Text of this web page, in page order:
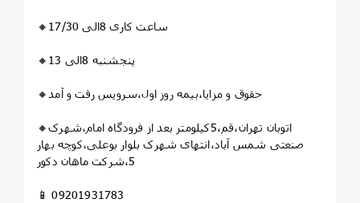
🔸ساعت کاری 8الی 17/30
🔸پنجشنبه 8الی 13
🔸حقوق و مزایا،بیمه روز اول،سرویس رفت و آمد
🔸اتوبان تهران،قم،5کیلومتر بعد از فرودگاه امام،شهرک
صنعتی شمس آباد،انتهای شهرک بلوار بوعلی،کوچه بهار
5،شرکت ماهان دکور
📱 09201931783